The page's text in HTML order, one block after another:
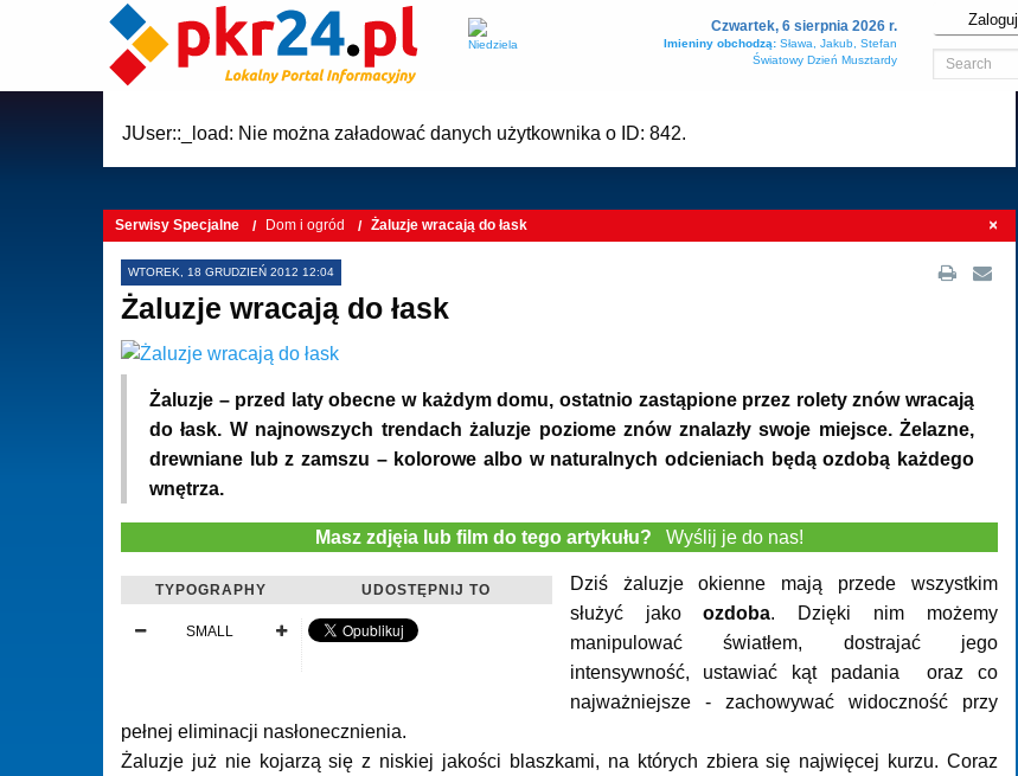
Czwartek, 6 sierpnia 2026 r.
Imieniny obchodzą: Sława, Jakub, Stefan
Światowy Dzień Musztardy
Zaloguj
JUser::_load: Nie można załadować danych użytkownika o ID: 842.
×
Serwisy Specjalne Dom i ogród Żaluzje wracają do łask
WTOREK, 18 GRUDZIEŃ 2012 12:04
Żaluzje wracają do łask
Żaluzje – przed laty obecne w każdym domu, ostatnio zastąpione przez rolety znów wracają
do łask. W najnowszych trendach żaluzje poziome znów znalazły swoje miejsce. Żelazne,
drewniane lub z zamszu – kolorowe albo w naturalnych odcieniach będą ozdobą każdego
wnętrza.
Masz zdjęia lub film do tego artykułu? Wyślij je do nas!
TYPOGRAPHY
SMALL
UDOSTĘPNIJ TO
Dziś żaluzje okienne mają przede wszystkim
służyć jakoozdoba. Dzięki nim możemy
manipulować światłem, dostrajać jego
intensywność, ustawiać kąt padania oraz co
najważniejsze - zachowywać widoczność przy
pełnej eliminacji nasłonecznienia.
Żaluzje już nie kojarzą się z niskiej jakości blaszkami, na których zbiera się najwięcej kurzu. Coraz